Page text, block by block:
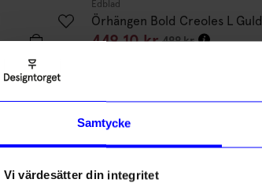
Samtycke
Vi värdesätter din integritet
Edblad
Örhängen Bold Creoles L Guld
449,10kr 499kr